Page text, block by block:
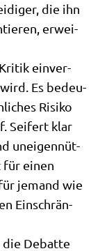
die ihn
erwei­
ein­ver­
Es bedeu­
Risi­ko
Sei­fert klar
unei­gen­nüt­
einen
jemand wie
Ein­schrän­
die Debat­te